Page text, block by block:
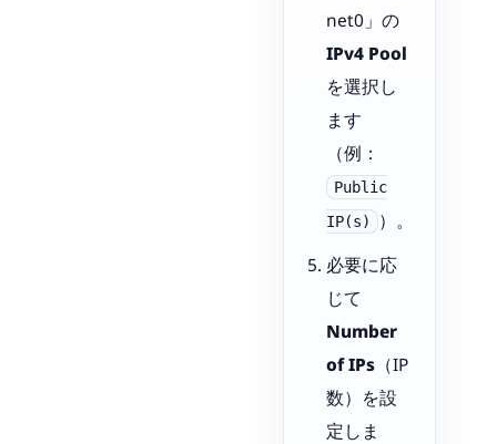
net0」の
IPv4 Pool
を選択し
ます
（例：
Public
IP(s)
）。
必要に応
じて
Number
of IPs （IP
数）を設
定しま